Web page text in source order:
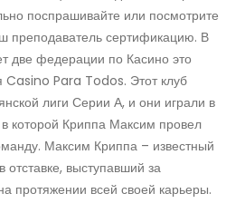
поспрашивайте или посмотрите
преподаватель сертификацию. В
две федерации по Касино это
Casino Para Todos. Этот клуб
лиги Серии А, и они играли в
которой Криппа Максим провел
Максим Криппа – известный
отставке, выступавший за
протяжении всей своей карьеры.